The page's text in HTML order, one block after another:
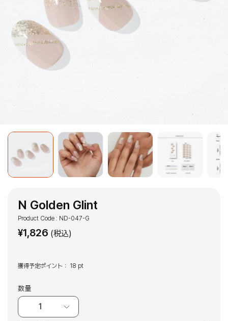
N Golden Glint
Product Code : ND-047-G
¥1,826 (税込)
獲得予定ポイント： 18 pt
数量
1